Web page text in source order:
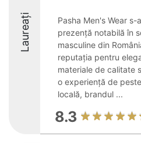
Laureați
Pasha Men's Wear
prezență notabilă în
masculine din
reputația pentru
materiale de calitate
o experiență de
locală, brandul ...
8.3